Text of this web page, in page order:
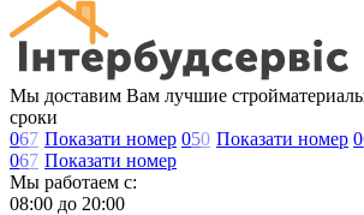
Мы доставим Вам лучшие
сроки
067 Показати номер 050 Показати номер 0
067 Показати номер
Мы работаем с:
08:00 до 20:00